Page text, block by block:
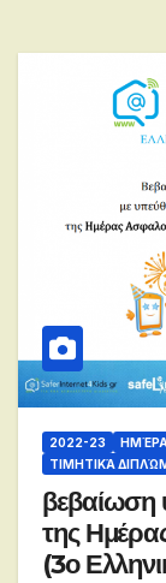
2022-23
ΤΙΜΗΤΙΚΆ
βεβαίωση
της
(3ο